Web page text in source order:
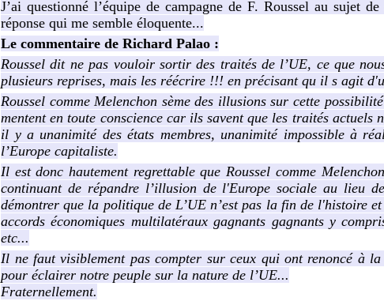
J’ai questionné l’équipe de campagne de F. Roussel au sujet
réponse qui me semble éloquente...
Le commentaire de Richard Palao :
Roussel dit ne pas vouloir sortir des traités de l’UE, ce que
plusieurs reprises, mais les réécrire !!! en précisant qu il s agit
Roussel comme Melenchon sème des illusions sur cette
mentent en toute conscience car ils savent que les traités actuels
il y a unanimité des états membres, unanimité impossible à
l’Europe capitaliste.
Il est donc hautement regrettable que Roussel comme
continuant de répandre l’illusion de l'Europe sociale au lieu
démontrer que la politique de L’UE n’est pas la fin de l'histoire
accords économiques multilatéraux gagnants gagnants y
etc...
Il ne faut visiblement pas compter sur ceux qui ont renoncé à
pour éclairer notre peuple sur la nature de l’UE...
Fraternellement.